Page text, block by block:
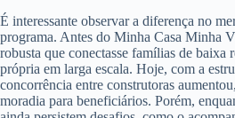
É interessante observar a diferença no
programa. Antes do Minha Casa Minha
robusta que conectasse famílias de baixa
própria em larga escala. Hoje, com a
concorrência entre construtoras
moradia para beneficiários. Porém,